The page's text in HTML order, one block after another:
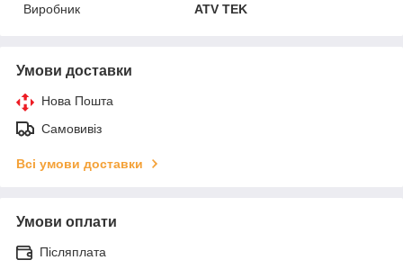
Виробник
ATV TEK
Умови доставки
Нова Пошта
Самовивіз
Всі умови доставки
Умови оплати
Післяплата